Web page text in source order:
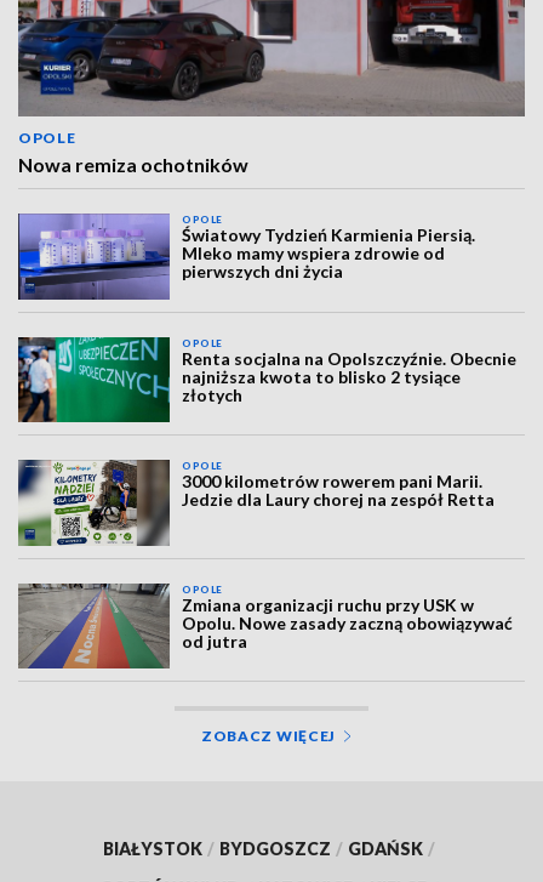
OPOLE
Nowa remiza ochotników
OPOLE
Światowy Tydzień Karmienia Piersią.
Mleko mamy wspiera zdrowie od
pierwszych dni życia
OPOLE
Renta socjalna na Opolszczyźnie. Obecnie
najniższa kwota to blisko 2 tysiące
złotych
OPOLE
3000 kilometrów rowerem pani Marii.
Jedzie dla Laury chorej na zespół Retta
OPOLE
Zmiana organizacji ruchu przy USK w
Opolu. Nowe zasady zaczną obowiązywać
od jutra
ZOBACZ WIĘCEJ
BIAŁYSTOK / BYDGOSZCZ / GDAŃSK /